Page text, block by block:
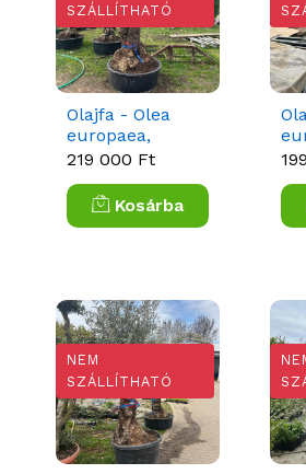
SZÁLLÍTHATÓ
Olajfa - Olea
europaea,
törzses
219 000 Ft
Kosárba
NEM
SZÁLLÍTHATÓ